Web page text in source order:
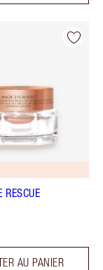
RESCUE
AU PANIER